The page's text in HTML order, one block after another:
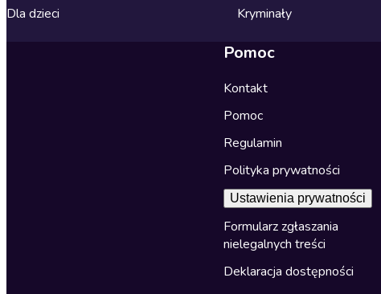
Dla dzieci
Kryminały
Pomoc
Kontakt
Pomoc
Regulamin
Polityka prywatności
Ustawienia prywatności
Formularz zgłaszania
nielegalnych treści
Deklaracja dostępności